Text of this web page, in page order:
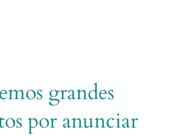
grandes
por anunciar